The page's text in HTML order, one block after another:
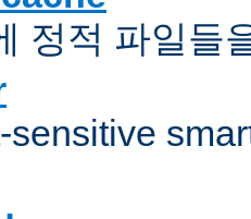
정적 파일들
sensitive